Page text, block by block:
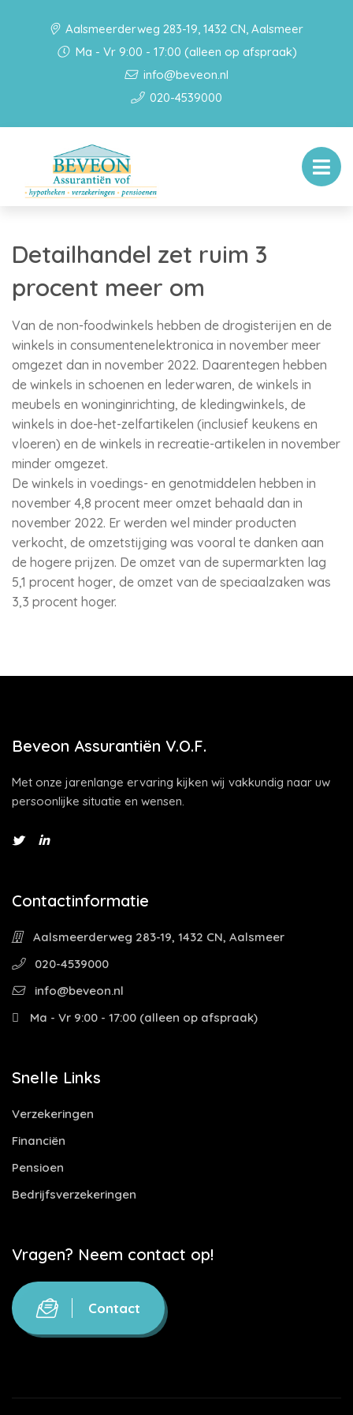
Aalsmeerderweg 283-19, 1432 CN, Aalsmeer
Ma - Vr 9:00 - 17:00 (alleen op afspraak)
info@beveon.nl
020-4539000
Detailhandel zet ruim 3
procent meer om
Van de non-foodwinkels hebben de drogisterijen en de
winkels in consumentenelektronica in november meer
omgezet dan in november 2022. Daarentegen hebben
de winkels in schoenen en lederwaren, de winkels in
meubels en woninginrichting, de kledingwinkels, de
winkels in doe-het-zelfartikelen (inclusief keukens en
vloeren) en de winkels in recreatie-artikelen in november
minder omgezet.
De winkels in voedings- en genotmiddelen hebben in
november 4,8 procent meer omzet behaald dan in
november 2022. Er werden wel minder producten
verkocht, de omzetstijging was vooral te danken aan
de hogere prijzen. De omzet van de supermarkten lag
5,1 procent hoger, de omzet van de speciaalzaken was
3,3 procent hoger.
Beveon Assurantiën V.O.F.
Met onze jarenlange ervaring kijken wij vakkundig naar uw
persoonlijke situatie en wensen.
Contactinformatie
Aalsmeerderweg 283-19, 1432 CN, Aalsmeer
020-4539000
info@beveon.nl
Ma - Vr 9:00 - 17:00 (alleen op afspraak)
Snelle Links
Verzekeringen
Financiën
Pensioen
Bedrijfsverzekeringen
Vragen? Neem contact op!
Contact